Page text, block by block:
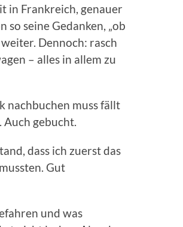
in Frankreich, genauer
so seine Gedanken, „ob
weiter. Dennoch: rasch
– alles in allem zu
nachbuchen muss fällt
Auch gebucht.
dass ich zuerst das
Gut
und was